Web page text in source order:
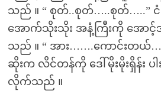
သည် ။ “ စုတ်..စုတ်…..စုတ်…..”
အောက်သိုးသိုး အနံ့ကြီးကို အော
သည် ။ “ အား…….ကောင်းတယ်
ဆိုးက လိင်တန်ကို ဒေါ်မိုးမိုးရှိန်း ပ
လိုက်သည် ။